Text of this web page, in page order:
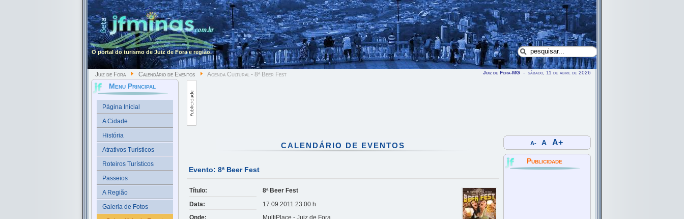
O portal do turismo de Juiz de Fora e região.
Juiz de Fora Calendário de Eventos Agenda Cultural - 8ª Beer Fest Juiz de Fora-MG - sábado, 11 de abril de 2026
Menu Principal
Página Inicial
A Cidade
História
Atrativos Turísticos
Roteiros Turísticos
Passeios
A Região
Galeria de Fotos
CALENDÁRIO DE EVENTOS
Evento: 8ª Beer Fest
Título:
8ª Beer Fest
Data:
17.09.2011 23.00 h
Onde:
MultiPlace - Juiz de Fora
A- A A+
Publicidade